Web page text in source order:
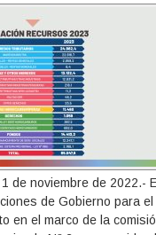
de noviembre de 2022.-
de Gobierno para
en el marco de la